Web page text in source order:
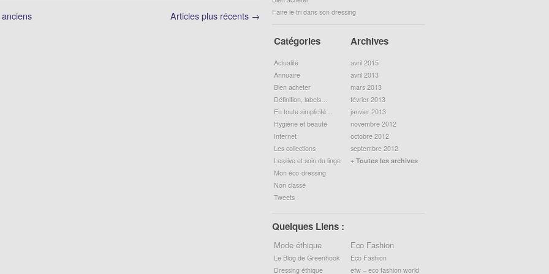
Articles plus récents →
Faire le tri dans son dressing
Catégories Archives
Actualité
Annuaire
Bien acheter
Définition, labels…
En toute simplicité…
Hygiène et beauté
Internet
Les collections
Lessive et soin du linge
Mon éco-dressing
Non classé
Tweets
avril 2015
avril 2013
mars 2013
février 2013
janvier 2013
novembre 2012
octobre 2012
septembre 2012
+ Toutes les archives
Quelques Liens :
Mode éthique
Le Blog de Greenhook
Dressing éthique
Eco Fashion
Eco Fashion
efw – eco fashion world